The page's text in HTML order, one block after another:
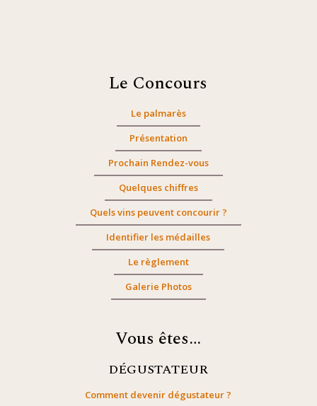
Le Concours
Le palmarès
Présentation
Prochain Rendez-vous
Quelques chiffres
Quels vins peuvent concourir ?
Identifier les médailles
Le règlement
Galerie Photos
Vous êtes…
DÉGUSTATEUR
Comment devenir dégustateur ?